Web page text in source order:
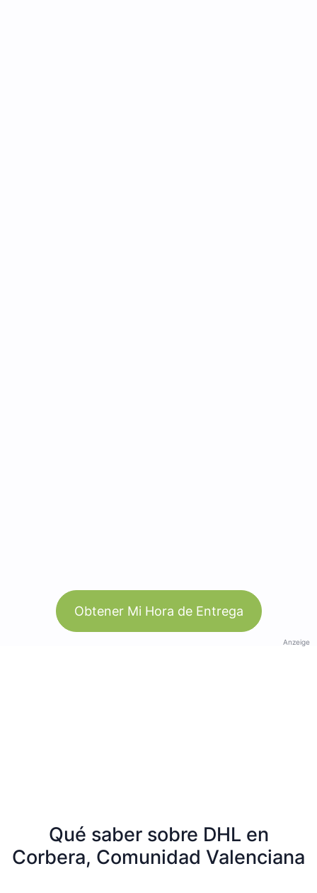
Obtener Mi Hora de Entrega
Anzeige
Qué saber sobre DHL en
Corbera, Comunidad Valenciana